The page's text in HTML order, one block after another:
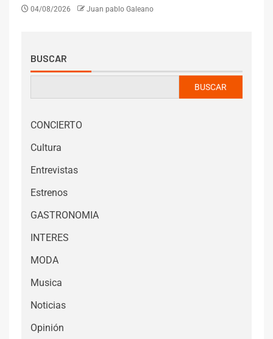
04/08/2026 Juan pablo Galeano
BUSCAR
BUSCAR
CONCIERTO
Cultura
Entrevistas
Estrenos
GASTRONOMIA
INTERES
MODA
Musica
Noticias
Opinión